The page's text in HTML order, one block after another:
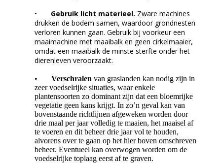
• Gebruik licht materieel. Zware machines
drukken de bodem samen, waardoor grondnesten
verloren kunnen gaan. Gebruik bij voorkeur een
maaimachine met maaibalk en geen cirkelmaaier,
omdat een maaibalk de minste sterfte onder het
dierenleven veroorzaakt.
• Verschralen van graslanden kan nodig zijn in
zeer voedselrijke situaties, waar enkele
plantensoorten zo dominant zijn dat een bloemrijke
vegetatie geen kans krijgt. In zo’n geval kan van
bovenstaande richtlijnen afgeweken worden door
drie maal per jaar volledig te maaien, het maaisel af
te voeren en dit beheer drie jaar vol te houden,
alvorens over te gaan op het hier boven omschreven
beheer. Eventueel kan overwogen worden om de
voedselrijke toplaag eerst af te graven.